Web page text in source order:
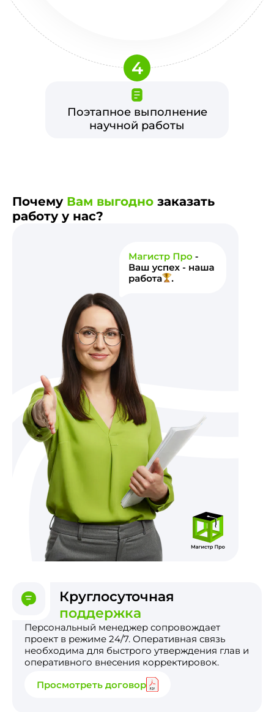
Поэтапное выполнение
научной работы
4
Почему Вам выгодно заказать
работу у нас?
Круглосуточная
поддержка
Персональный менеджер сопровождает
проект в режиме 24/7. Оперативная связь
необходима для быстрого утверждения глав и
оперативного внесения корректировок.
Просмотреть договор